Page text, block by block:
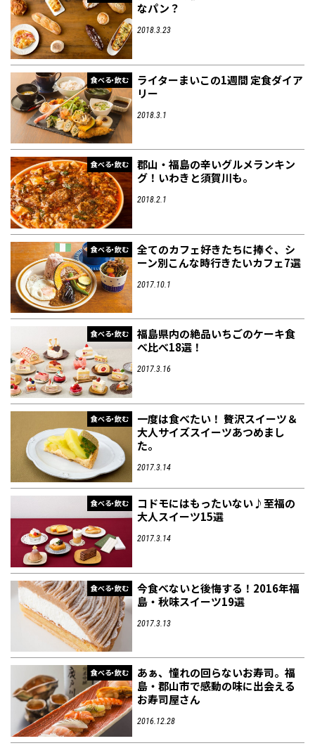
なパン？
2018.3.23
食べる・飲む
ライターまいこの1週間 定食ダイア
リー
2018.3.1
食べる・飲む
郡山・福島の辛いグルメランキン
グ！いわきと須賀川も。
2018.2.1
食べる・飲む
全てのカフェ好きたちに捧ぐ、シ
ーン別こんな時行きたいカフェ7選
2017.10.1
食べる・飲む
福島県内の絶品いちごのケーキ食
べ比べ18選！
2017.3.16
食べる・飲む
一度は食べたい！ 贅沢スイーツ＆
大人サイズスイーツあつめまし
た。
2017.3.14
食べる・飲む
コドモにはもったいない♪至福の
大人スイーツ15選
2017.3.14
食べる・飲む
今食べないと後悔する！2016年福
島・秋味スイーツ19選
2017.3.13
食べる・飲む
あぁ、憧れの回らないお寿司。福
島・郡山市で感動の味に出会える
お寿司屋さん
2016.12.28